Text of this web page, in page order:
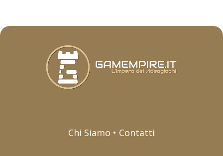
Chi Siamo • Contatti